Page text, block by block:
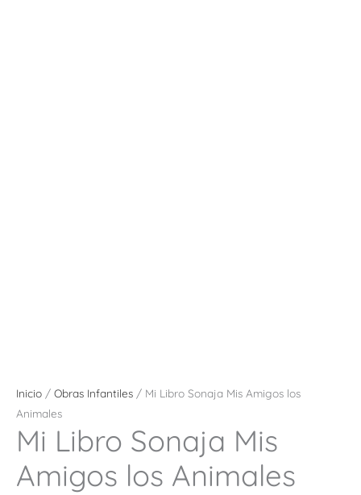
Inicio / Obras Infantiles / Mi Libro Sonaja Mis Amigos los
Animales
Mi Libro Sonaja Mis
Amigos los Animales